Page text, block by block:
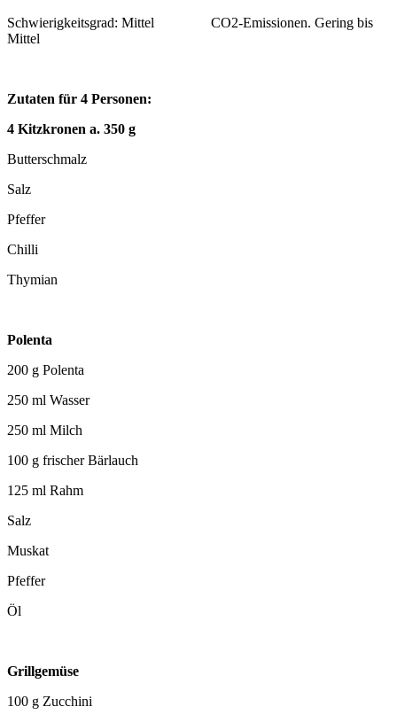
Schwierigkeitsgrad: Mittel CO2-Emissionen. Gering bis
Mittel
Zutaten für 4 Personen:
4 Kitzkronen a. 350 g
Butterschmalz
Salz
Pfeffer
Chilli
Thymian
Polenta
200 g Polenta
250 ml Wasser
250 ml Milch
100 g frischer Bärlauch
125 ml Rahm
Salz
Muskat
Pfeffer
Öl
Grillgemüse
100 g Zucchini